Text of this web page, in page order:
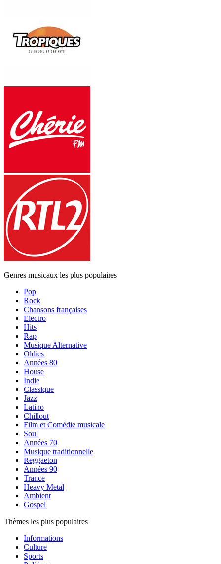
Genres musicaux les plus populaires
Pop
Rock
Chansons françaises
Electro
Hits
Rap
Musique Alternative
Oldies
Années 80
House
Indie
Classique
Jazz
Latino
Chillout
Film et Comédie musicale
Soul
Années 70
Musique traditionnelle
Reggaeton
Années 90
Trance
Heavy Metal
Ambient
Gospel
Thèmes les plus populaires
Informations
Culture
Sports